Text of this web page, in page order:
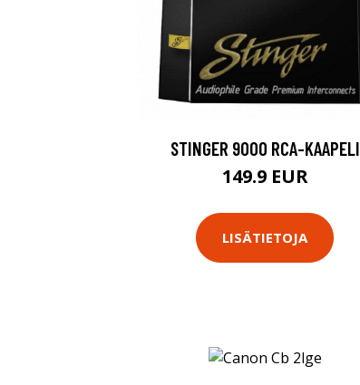
STINGER 9000 RCA-KAAPELI
149.9 EUR
LISÄTIETOJA